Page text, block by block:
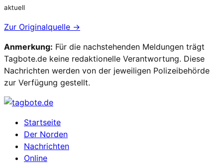
aktuell
Zur Originalquelle →
Anmerkung: Für die nachstehenden Meldungen trägt
Tagbote.de keine redaktionelle Verantwortung. Diese
Nachrichten werden von der jeweiligen Polizeibehörde
zur Verfügung gestellt.
Startseite
Der Norden
Nachrichten
Online